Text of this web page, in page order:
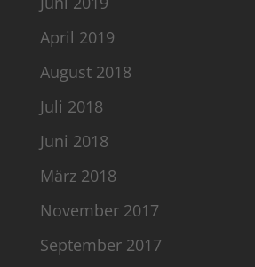
April 2019
August 2018
Juli 2018
Juni 2018
März 2018
November 2017
September 2017